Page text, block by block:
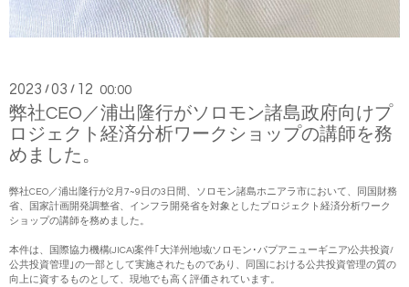
2023 /03 / 12 00:00
弊社CEO／浦出隆行がソロモン諸島政府向けプ
ロジェクト経済分析ワークショップの講師を務
めました。
弊社CEO／浦出隆行が2月7~9日の3日間、ソロモン諸島ホニアラ市において、同国財務
省、国家計画開発調整省、インフラ開発省を対象としたプロジェクト経済分析ワーク
ショップの講師を務めました。
本件は、国際協力機構(JICA)案件｢大洋州地域(ソロモン･パプアニューギニア)公共投資/
公共投資管理｣の一部として実施されたものであり、同国における公共投資管理の質の
向上に資するものとして、現地でも高く評価されています。